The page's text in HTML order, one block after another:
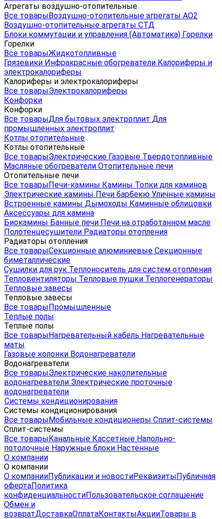
Агрегаты воздушно-отопительные
Все товарыВоздушно-отопительные агрегаты АО2
Воздушно-отопительные агрегаты СТД
Блоки коммутации и управления (Автоматика) Горелки
Горелки
Все товарыЖидкотопливные
Грязевики Инфракрасные обогреватели Калориферы и
электрокалориферы
Калориферы и электрокалориферы
Все товарыЭлектрокалориферы
Конфорки
Конфорки
Все товарыДля бытовых электроплит Для
промышленных электроплит
Котлы отопительные
Котлы отопительные
Все товарыЭлектрические Газовые Твердотопливные
Масляные обогреватели Отопительные печи
Отопительные печи
Все товарыПечи-камины Камины Топки для каминов
Электрические камины Печи барбекю Уличные камины
Встроенные камины Дымоходы Каминные облицовки
Аксессуары для камина
Биокамины Банные печи Печи на отработанном масле
Полотенцесушители Радиаторы отопления
Радиаторы отопления
Все товарыСекционные алюминиевые Секционные
биметаллические
Сушилки для рук Теплоноситель для систем отопления
Тепловентиляторы Тепловые пушки Теплогенераторы
Тепловые завесы
Тепловые завесы
Все товарыПромышленные
Теплые полы
Теплые полы
Все товарыНагревательный кабель Нагревательные
маты
Газовые колонки Водонагреватели
Водонагреватели
Все товарыЭлектрические накопительные
водонагреватели Электрические проточные
водонагреватели
Системы кондиционирования
Системы кондиционирования
Все товарыМобильные кондиционеры Сплит-системы
Сплит-системы
Все товарыКанальные Кассетные Напольно-
потолочные Наружные блоки Настенные
О компании
О компании
О компанииПубликации и новостиРеквизитыПубличная
офертаПолитика
конфиденциальностиПользовательское соглашение
Обмен и
возвратДоставкаОплатаКонтактыАкцииТовары в